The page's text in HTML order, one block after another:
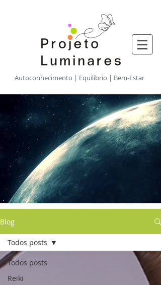
​Autoconhecimento | Equilíbrio | Bem-Estar
Blog
Todos posts
Reiki
Todos posts